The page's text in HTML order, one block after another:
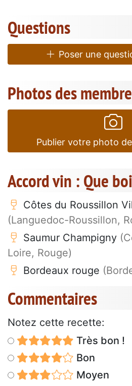
Questions
Poser une
Photos des
Publier votre photo
Accord vin : Que
Côtes du Roussillon
(Languedoc-Roussillon,
Saumur Champigny
Loire, Rouge)
Bordeaux rouge
Commentaires
Notez cette recette:
Très bon !
Bon
Moyen